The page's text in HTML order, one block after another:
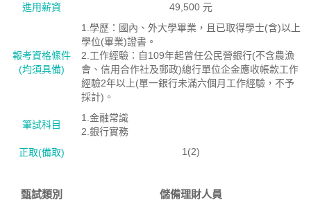
進用薪資
49,500 元
報考資格絛件
(均須具備)
1.學歷：國內、外大學畢業，且已取得學士(含)以上
學位(畢業)證書。
2.工作經驗：自109年起曾任公民營銀行(不含農漁
會、信用合作社及郵政)總行單位企金應收帳款工作
經驗2年以上(單一銀行未滿六個月工作經驗，不予
採計)。
筆試科目
1.金融常識
2.銀行實務
正取(備取)
1(2)
甄試類別 儲備理財人員